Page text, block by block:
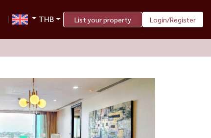
THB List your property Login/Register